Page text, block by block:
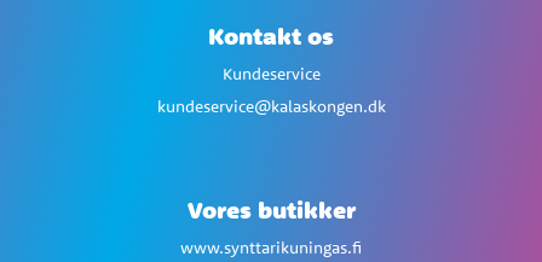
Kontakt os
Kundeservice
kundeservice@kalaskongen.dk
Vores butikker
www.synttarikuningas.fi